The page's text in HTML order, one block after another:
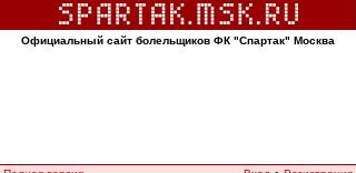
Официальный сайт болельщиков ФК "Спартак" Москва